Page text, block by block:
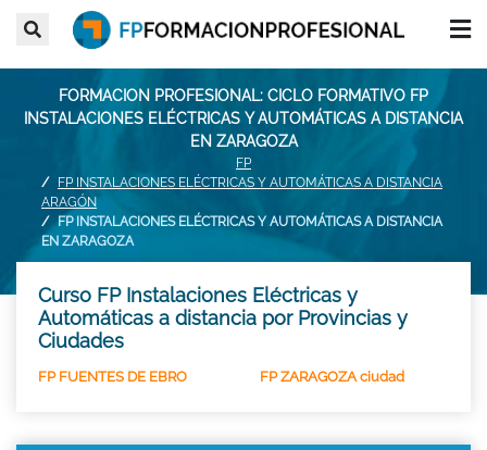
FORMACION PROFESIONAL: CICLO FORMATIVO FP
INSTALACIONES ELÉCTRICAS Y AUTOMÁTICAS A DISTANCIA
EN ZARAGOZA
FP
FP INSTALACIONES ELÉCTRICAS Y AUTOMÁTICAS A DISTANCIA
ARAGÓN
FP INSTALACIONES ELÉCTRICAS Y AUTOMÁTICAS A DISTANCIA
EN ZARAGOZA
Curso FP Instalaciones Eléctricas y
Automáticas a distancia por Provincias y
Ciudades
FP FUENTES DE EBRO FP ZARAGOZA ciudad